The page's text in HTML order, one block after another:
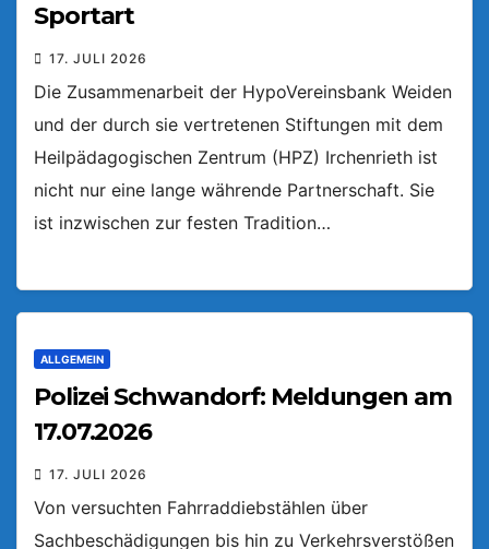
Sportart
17. JULI 2026
Die Zusammenarbeit der HypoVereinsbank Weiden
und der durch sie vertretenen Stiftungen mit dem
Heilpädagogischen Zentrum (HPZ) Irchenrieth ist
nicht nur eine lange währende Partnerschaft. Sie
ist inzwischen zur festen Tradition…
ALLGEMEIN
Polizei Schwandorf: Meldungen am
17.07.2026
17. JULI 2026
Von versuchten Fahrraddiebstählen über
Sachbeschädigungen bis hin zu Verkehrsverstößen